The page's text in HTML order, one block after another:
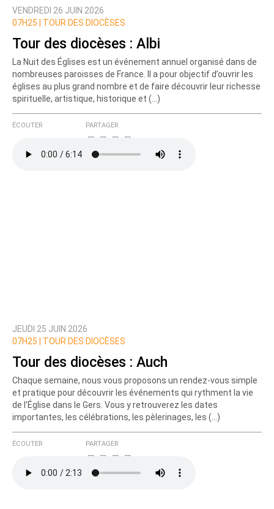
Nom
Courriel (non publié)
Ajoutez votre commentaire ici
Texte de votre message
Prévenez-moi de tous les nouveaux commentaires
VENDREDI 26 JUIN 2026
07H25 |
TOUR DES DIOCÈSES
Tour des diocèses : Albi
La Nuit des Églises est un événement annuel organisé dans de
nombreuses paroisses de France. Il a pour objectif d’ouvrir les
églises au plus grand nombre et de faire découvrir leur richesse
spirituelle, artistique, historique et (…)
ÉCOUTER PARTAGER
JEUDI 25 JUIN 2026
07H25 |
TOUR DES DIOCÈSES
Tour des diocèses : Auch
Chaque semaine, nous vous proposons un rendez-vous simple
et pratique pour découvrir les événements qui rythment la vie
de l’Église dans le Gers. Vous y retrouverez les dates
importantes, les célébrations, les pèlerinages, les (…)
ÉCOUTER PARTAGER